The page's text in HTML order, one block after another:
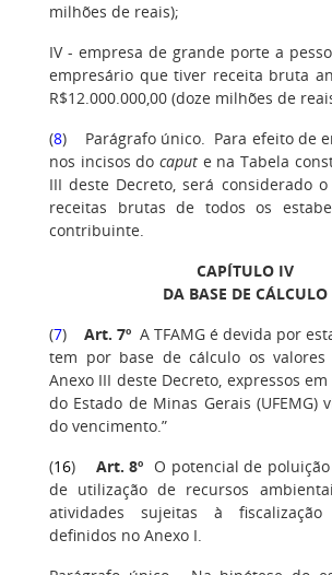
milhões de reais);
IV - empresa de grande porte a
empresário que tiver receita bruta
R$12.000.000,00 (doze milhões de
(8) Parágrafo único. Para efeito de
nos incisos do caput e na Tabela
III deste Decreto, será considerado
receitas brutas de todos os
contribuinte.
CAPÍTULO IV
DA BASE DE CÁLCULO
(7) Art. 7º A TFAMG é devida por
tem por base de cálculo os valores
Anexo III deste Decreto, expressos
do Estado de Minas Gerais (UFEMG)
do vencimento.”
(16) Art. 8º O potencial de
de utilização de recursos
atividades sujeitas à fiscalização
definidos no Anexo I.